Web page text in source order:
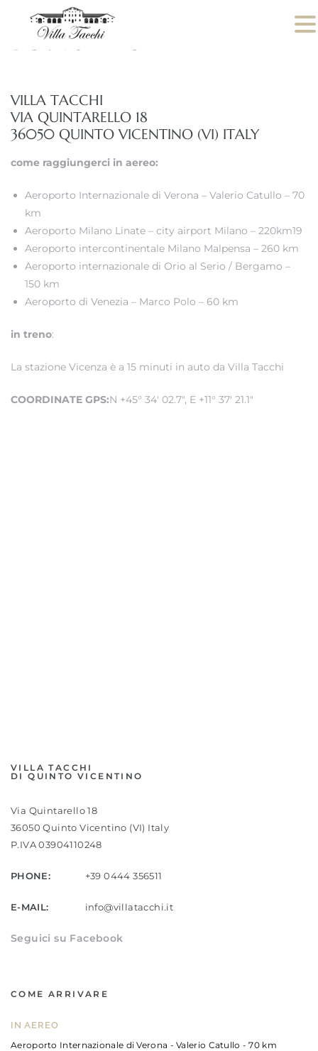
DOVE SIAMO
VILLA TACCHI
VIA QUINTARELLO 18
36050 QUINTO VICENTINO (VI) ITALY
come raggiungerci in aereo:
Aeroporto Internazionale di Verona – Valerio Catullo – 70
km
Aeroporto Milano Linate – city airport Milano – 220km19
Aeroporto intercontinentale Milano Malpensa – 260 km
Aeroporto internazionale di Orio al Serio / Bergamo –
150 km
Aeroporto di Venezia – Marco Polo – 60 km
in treno:
La stazione Vicenza è a 15 minuti in auto da Villa Tacchi
COORDINATE GPS:N +45° 34′ 02.7″, E +11° 37′ 21.1″
VILLA TACCHI
DI QUINTO VICENTINO
Via Quintarello 18
36050 Quinto Vicentino (VI) Italy
P.IVA 03904110248
PHONE: +39 0444 356511
E-MAIL: info@villatacchi.it
Seguici su Facebook
COME ARRIVARE
IN AEREO
Aeroporto Internazionale di Verona - Valerio Catullo - 70 km